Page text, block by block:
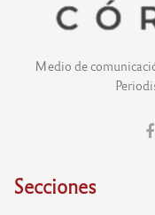
Medio de
Secciones